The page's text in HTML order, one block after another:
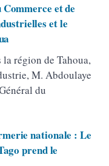
et de
et le
région de Tahoua,
M. Abdoulaye
du
nationale : Le
prend le